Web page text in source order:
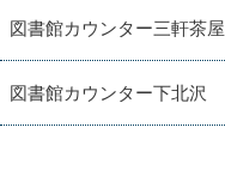
図書館カウンター三軒茶屋
図書館カウンター下北沢